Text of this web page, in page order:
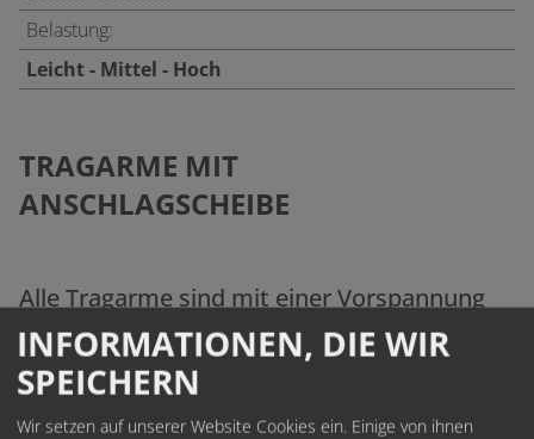
Belastung:
Leicht - Mittel - Hoch
TRAGARME MIT
ANSCHLAGSCHEIBE
Alle Tragarme sind mit einer Vorspannung
von 1,5° ausgeführt,
die der Traglast entgegen wirkt.
INFORMATIONEN, DIE WIR
SPEICHERN
Wir setzen auf unserer Website Cookies ein. Einige von ihnen